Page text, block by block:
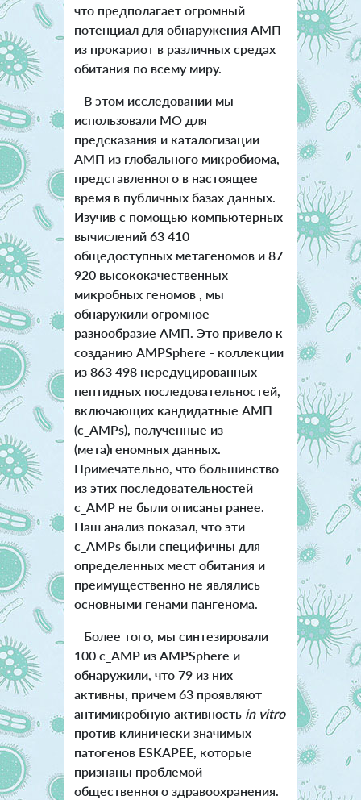
что предполагает огромный
потенциал для обнаружения АМП
из прокариот в различных средах
обитания по всему миру.
В этом исследовании мы
использовали MО для
предсказания и каталогизации
АМП из глобального микробиома,
представленного в настоящее
время в публичных базах данных.
Изучив с помощью компьютерных
вычислений 63 410
общедоступных метагеномов и 87
920 высококачественных
микробных геномов , мы
обнаружили огромное
разнообразие АМП. Это привело к
созданию AMPSphere - коллекции
из 863 498 нередуцированных
пептидных последовательностей,
включающих кандидатные АМП
(c_AMPs), полученные из
(мета)геномных данных.
Примечательно, что большинство
из этих последовательностей
c_AMP не были описаны ранее.
Наш анализ показал, что эти
c_AMPs были специфичны для
определенных мест обитания и
преимущественно не являлись
основными генами пангенома.
Более того, мы синтезировали
100 c_AMP из AMPSphere и
обнаружили, что 79 из них
активны, причем 63 проявляют
антимикробную активность in vitro
против клинически значимых
патогенов ESKAPEE, которые
признаны проблемой
общественного здравоохранения.